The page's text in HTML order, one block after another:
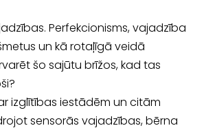
Perfekcionisms, vajadzība
un kā rotaļīgā veidā
šo sajūtu brīžos, kad tas
izglītības iestādēm un citām
sensorās vajadzības, bērna